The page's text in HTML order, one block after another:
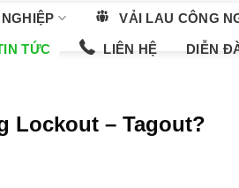
VẢI LAU CÔNG
TỨC LIÊN HỆ DIỄN
Lockout – Tagout?